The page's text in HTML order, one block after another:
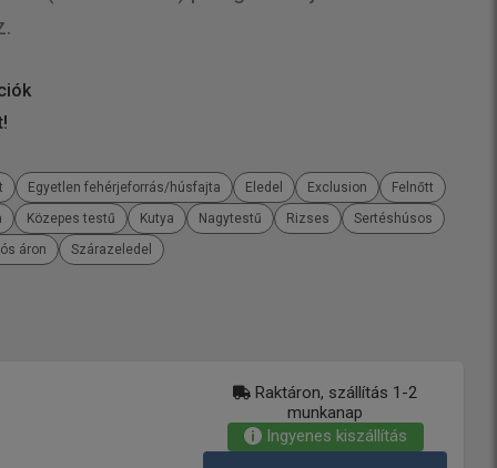
Egyetlen fehérjeforrás/húsfajta Eledel Exclusion
Felnőtt
Közepes testű Kutya Nagytestű Rizses
Sertéshúsos
áron
Szárazeledel
Raktáron, szállítás 1-2
munkanap
Ingyenes kiszállítás